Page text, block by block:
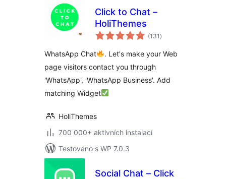
Click to Chat –
HoliThemes
(131 celkové
hodnocení
)
WhatsApp Chat
. Let's make your Web
page visitors contact you through
'WhatsApp', 'WhatsApp Business'. Add
matching Widget
HoliThemes
700 000+ aktivních instalací
Testováno s WP 7.0.3
Social Chat – Click